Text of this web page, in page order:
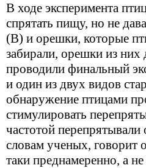
В ходе эксперимента
спрятать пищу, но не
(В) и орешки, которые
забирали, орешки из них
проводили финальный
и один из двух видов
обнаружение птицами
стимулировать
частотой
словам ученых, говорит
таки преднамеренно, а